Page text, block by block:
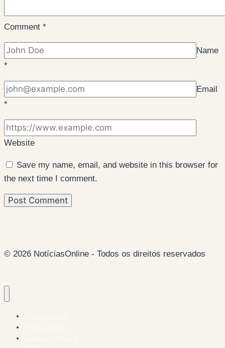
Comment *
Name
*
Email
*
Website
Save my name, email, and website in this browser for
the next time I comment.
© 2026 NotíciasOnline - Todos os direitos reservados